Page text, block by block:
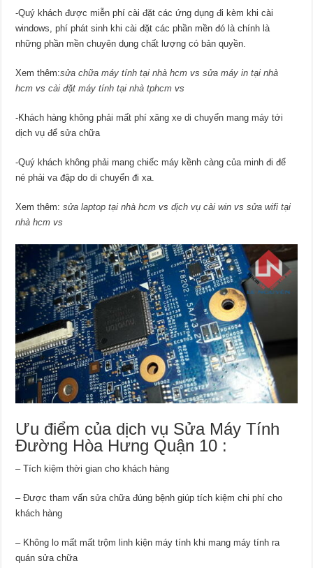
-Quý khách được miễn phí cài đặt các ứng dụng đi kèm khi cài
windows, phí phát sinh khi cài đặt các phần mền đó là chính là
những phần mền chuyên dụng chất lượng có bản quyền.
Xem thêm:sửa chữa máy tính tại nhà hcm vssửa máy in tại nhà
hcm vscài đặt máy tính tại nhà tphcm vs
-Khách hàng không phải mất phí xăng xe di chuyển mang máy tới
dịch vụ để sửa chữa
-Quý khách không phải mang chiếc máy kềnh càng của minh đi để
né phải va đập do di chuyển đi xa.
Xem thêm:sửa laptop tại nhà hcm vsdịch vụ cài win vssửa wifi tại
nhà hcm vs
Ưu điểm của dịch vụ Sửa Máy Tính
Đường Hòa Hưng Quận 10 :
– Tích kiệm thời gian cho khách hàng
– Được tham vấn sửa chữa đúng bệnh giúp tích kiệm chi phí cho
khách hàng
– Không lo mất mất trộm linh kiện máy tính khi mang máy tính ra
quán sửa chữa